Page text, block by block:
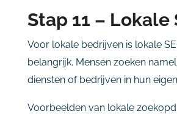
Stap 11 – Lokale
Voor lokale bedrijven is lokale
belangrijk. Mensen zoeken
diensten of bedrijven in hun eigen
Voorbeelden van lokale